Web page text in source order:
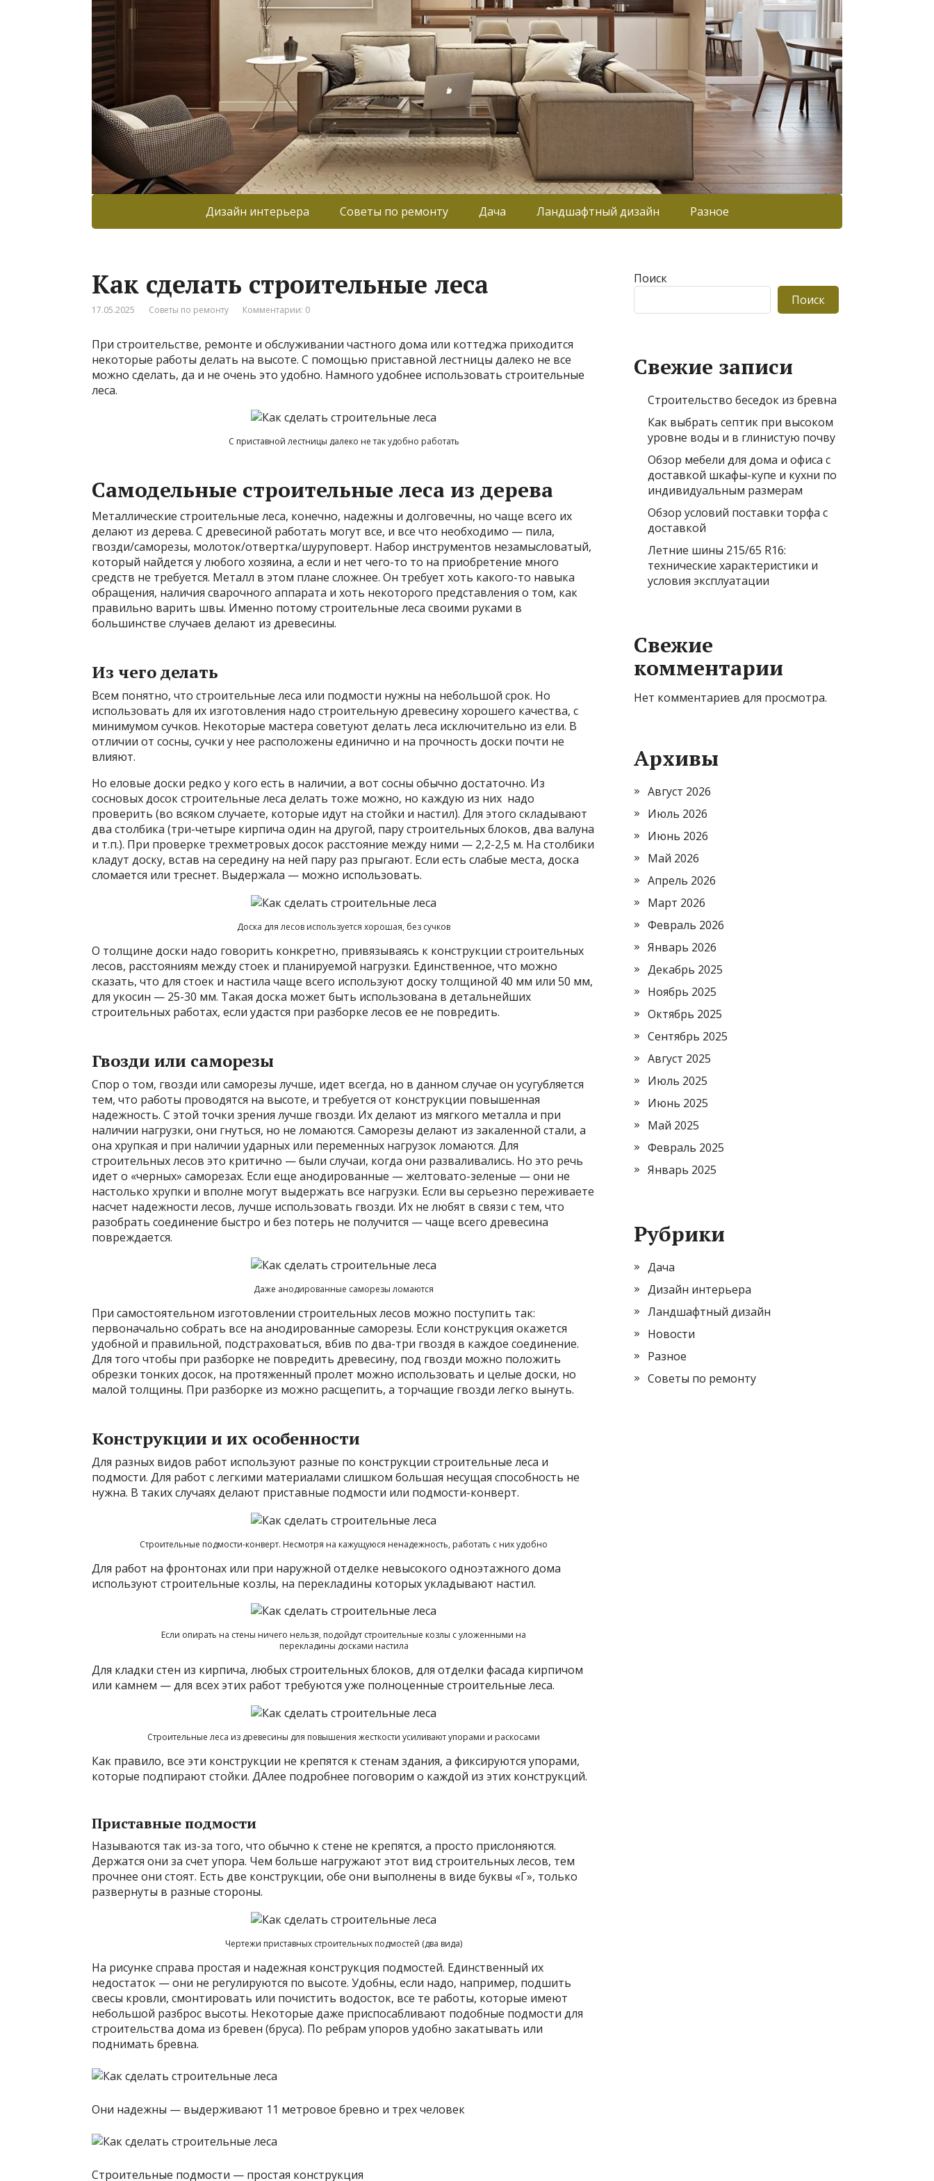
Дизайн интерьера Советы по ремонту Дача Ландшафтный дизайн Разное
Как сделать строительные леса
17.05.2025 Советы по ремонту Комментарии: 0
При строительстве, ремонте и обслуживании частного дома или коттеджа приходится
некоторые работы делать на высоте. С помощью приставной лестницы далеко не все
можно сделать, да и не очень это удобно. Намного удобнее использовать строительные
леса.
С приставной лестницы далеко не так удобно работать
Самодельные строительные леса из дерева
Металлические строительные леса, конечно, надежны и долговечны, но чаще всего их
делают из дерева. С древесиной работать могут все, и все что необходимо — пила,
гвозди/саморезы, молоток/отвертка/шуруповерт. Набор инструментов незамысловатый,
который найдется у любого хозяина, а если и нет чего-то то на приобретение много
средств не требуется. Металл в этом плане сложнее. Он требует хоть какого-то навыка
обращения, наличия сварочного аппарата и хоть некоторого представления о том, как
правильно варить швы. Именно потому строительные леса своими руками в
большинстве случаев делают из древесины.
Из чего делать
Всем понятно, что строительные леса или подмости нужны на небольшой срок. Но
использовать для их изготовления надо строительную древесину хорошего качества, с
минимумом сучков. Некоторые мастера советуют делать леса исключительно из ели. В
отличии от сосны, сучки у нее расположены единично и на прочность доски почти не
влияют.
Но еловые доски редко у кого есть в наличии, а вот сосны обычно достаточно. Из
сосновых досок строительные леса делать тоже можно, но каждую из них надо
проверить (во всяком случаете, которые идут на стойки и настил). Для этого складывают
два столбика (три-четыре кирпича один на другой, пару строительных блоков, два валуна
и т.п.). При проверке трехметровых досок расстояние между ними — 2,2-2,5 м. На столбики
кладут доску, встав на середину на ней пару раз прыгают. Если есть слабые места, доска
сломается или треснет. Выдержала — можно использовать.
Доска для лесов используется хорошая, без сучков
О толщине доски надо говорить конкретно, привязываясь к конструкции строительных
лесов, расстояниям между стоек и планируемой нагрузки. Единственное, что можно
сказать, что для стоек и настила чаще всего используют доску толщиной 40 мм или 50 мм,
для укосин — 25-30 мм. Такая доска может быть использована в детальнейших
строительных работах, если удастся при разборке лесов ее не повредить.
Гвозди или саморезы
Спор о том, гвозди или саморезы лучше, идет всегда, но в данном случае он усугубляется
тем, что работы проводятся на высоте, и требуется от конструкции повышенная
надежность. С этой точки зрения лучше гвозди. Их делают из мягкого металла и при
наличии нагрузки, они гнуться, но не ломаются. Саморезы делают из закаленной стали, а
она хрупкая и при наличии ударных или переменных нагрузок ломаются. Для
строительных лесов это критично — были случаи, когда они разваливались. Но это речь
идет о «черных» саморезах. Если еще анодированные — желтовато-зеленые — они не
настолько хрупки и вполне могут выдержать все нагрузки. Если вы серьезно переживаете
насчет надежности лесов, лучше использовать гвозди. Их не любят в связи с тем, что
разобрать соединение быстро и без потерь не получится — чаще всего древесина
повреждается.
Даже анодированные саморезы ломаются
При самостоятельном изготовлении строительных лесов можно поступить так:
первоначально собрать все на анодированные саморезы. Если конструкция окажется
удобной и правильной, подстраховаться, вбив по два-три гвоздя в каждое соединение.
Для того чтобы при разборке не повредить древесину, под гвозди можно положить
обрезки тонких досок, на протяженный пролет можно использовать и целые доски, но
малой толщины. При разборке из можно расщепить, а торчащие гвозди легко вынуть.
Конструкции и их особенности
Для разных видов работ используют разные по конструкции строительные леса и
подмости. Для работ с легкими материалами слишком большая несущая способность не
нужна. В таких случаях делают приставные подмости или подмости-конверт.
Строительные подмости-конверт. Несмотря на кажущуюся ненадежность, работать с них удобно
Для работ на фронтонах или при наружной отделке невысокого одноэтажного дома
используют строительные козлы, на перекладины которых укладывают настил.
Если опирать на стены ничего нельзя, подойдут строительные козлы с уложенными на
перекладины досками настила
Для кладки стен из кирпича, любых строительных блоков, для отделки фасада кирпичом
или камнем — для всех этих работ требуются уже полноценные строительные леса.
Строительные леса из древесины для повышения жесткости усиливают упорами и раскосами
Как правило, все эти конструкции не крепятся к стенам здания, а фиксируются упорами,
которые подпирают стойки. ДАлее подробнее поговорим о каждой из этих конструкций.
Приставные подмости
Называются так из-за того, что обычно к стене не крепятся, а просто прислоняются.
Держатся они за счет упора. Чем больше нагружают этот вид строительных лесов, тем
прочнее они стоят. Есть две конструкции, обе они выполнены в виде буквы «Г», только
развернуты в разные стороны.
Чертежи приставных строительных подмостей (два вида)
На рисунке справа простая и надежная конструкция подмостей. Единственный их
недостаток — они не регулируются по высоте. Удобны, если надо, например, подшить
свесы кровли, смонтировать или почистить водосток, все те работы, которые имеют
небольшой разброс высоты. Некоторые даже приспосабливают подобные подмости для
строительства дома из бревен (бруса). По ребрам упоров удобно закатывать или
поднимать бревна.
Они надежны — выдерживают 11 метровое бревно и трех человек
Строительные подмости — простая конструкция
Поиск
Поиск
Свежие записи
Строительство беседок из бревна
Как выбрать септик при высоком
уровне воды и в глинистую почву
Обзор мебели для дома и офиса с
доставкой шкафы-купе и кухни по
индивидуальным размерам
Обзор условий поставки торфа с
доставкой
Летние шины 215/65 R16:
технические характеристики и
условия эксплуатации
Свежие
комментарии
Нет комментариев для просмотра.
Архивы
Август 2026
Июль 2026
Июнь 2026
Май 2026
Апрель 2026
Март 2026
Февраль 2026
Январь 2026
Декабрь 2025
Ноябрь 2025
Октябрь 2025
Сентябрь 2025
Август 2025
Июль 2025
Июнь 2025
Май 2025
Февраль 2025
Январь 2025
Рубрики
Дача
Дизайн интерьера
Ландшафтный дизайн
Новости
Разное
Советы по ремонту